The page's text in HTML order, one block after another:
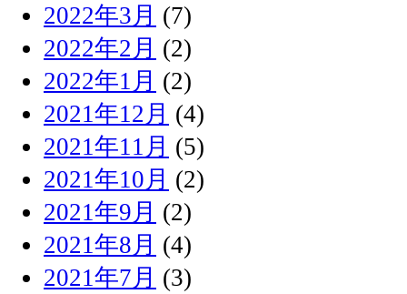
2022年3月 (7)
2022年2月 (2)
2022年1月 (2)
2021年12月 (4)
2021年11月 (5)
2021年10月 (2)
2021年9月 (2)
2021年8月 (4)
2021年7月 (3)